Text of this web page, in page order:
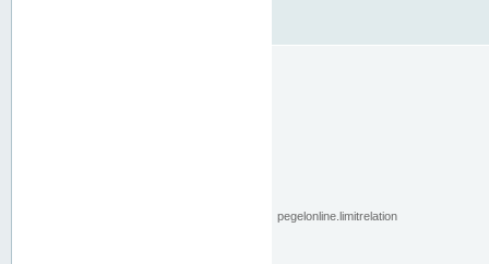
pegelonline.limitrelation